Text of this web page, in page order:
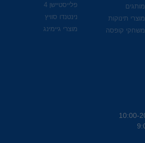
מותגים
מוצרי תינוקות
משחקי קופסה
פלייסטיישן 4
נינטנדו סוויץ
מוצרי גיימינג